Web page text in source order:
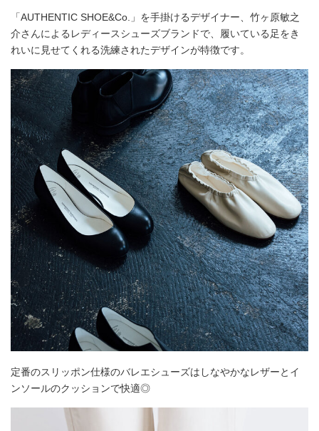
「AUTHENTIC SHOE&Co.」を手掛けるデザイナー、竹ヶ原敏之
介さんによるレディースシューズブランドで、履いている足をき
れいに見せてくれる洗練されたデザインが特徴です。
定番のスリッポン仕様のバレエシューズはしなやかなレザーとイ
ンソールのクッションで快適◎